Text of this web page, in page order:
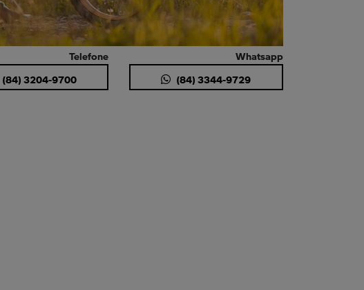
Telefone
(84) 3204-9700
Whatsapp
(84) 3344-9729